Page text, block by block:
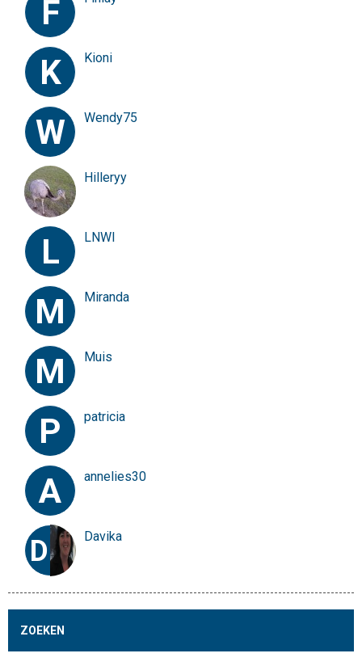
F
K Kioni
W Wendy75
Hilleryy
L LNWI
M Miranda
M Muis
P patricia
A annelies30
D Davika
ZOEKEN